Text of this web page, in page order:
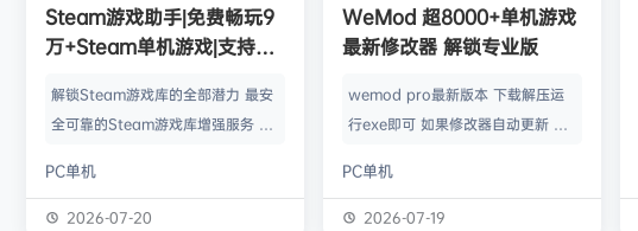
欢迎w******g 加入本站 8月4日
欢迎D****Z 加入本站 12小时前
e******i 签到获取 点积分 16小时前
欢迎Q*H 加入本站 8月6日
Steam游戏助手|免费畅玩9
万+Steam单机游戏|支持D
解锁Steam游戏库的全部潜力 最安
全可靠的Steam游戏库增强服务 工
修改任何steam设置、安全可靠、
可入库游戏总数 94000+、无视已
PC单机
2026-07-20
WeMod 超8000+单机游戏
最新修改器 解锁专业版
wemod pro最新版本 下载解压运
行exe即可 如果修改器自动更新 把
r 这个文件替换到新版的即可。 We
Mod 目前支持超过千款热门游戏，
PC单机
2026-07-19